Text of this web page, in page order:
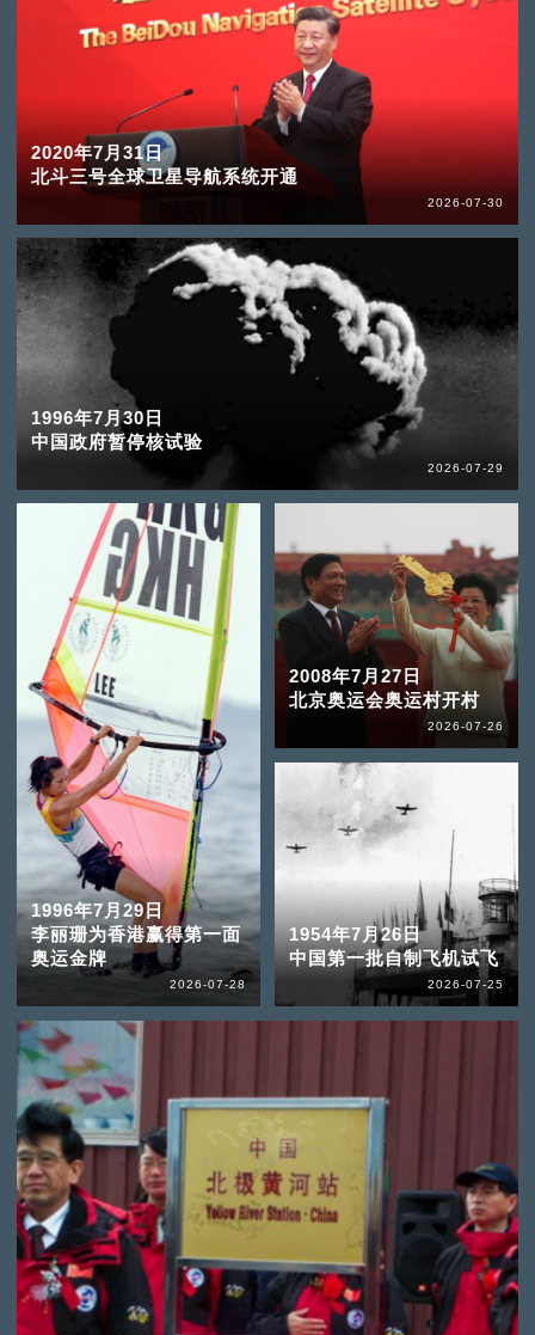
2020年7月31日
北斗三号全球卫星导航系统开通
2026-07-30
1996年7月30日
中国政府暂停核试验
2026-07-29
1996年7月29日
李丽珊为香港赢得第一面
奥运金牌
2026-07-28
2008年7月27日
北京奥运会奥运村开村
2026-07-26
1954年7月26日
中国第一批自制飞机试飞
2026-07-25